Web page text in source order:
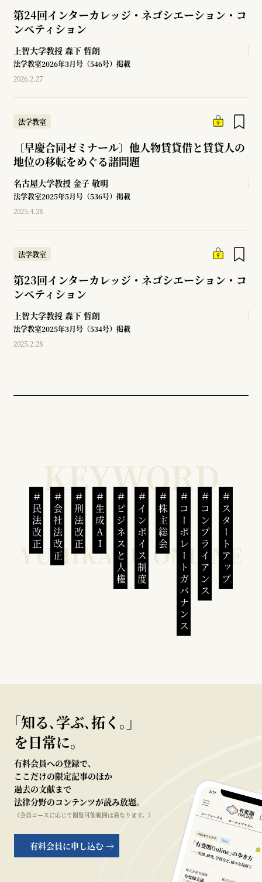
第24回インターカレッジ・ネゴシエーション・コ
ンペティション
上智大学教授 森下 哲朗
法学教室2026年3月号（546号）掲載
2026.2.27
法学教室
〔早慶合同ゼミナール〕他人物賃貸借と賃貸人の
地位の移転をめぐる諸問題
名古屋大学教授 金子 敬明
法学教室2025年5月号（536号）掲載
2025.4.28
法学教室
第23回インターカレッジ・ネゴシエーション・コ
ンペティション
上智大学教授 森下 哲朗
法学教室2025年3月号（534号）掲載
2025.2.28
民法改正 会社法改正 刑法改正 生成AI ビジネスと人権インボイス制度 株主総会 コーポレートガバナンスコンプライアンススタートアップ
｢知る､学ぶ､拓く｡｣
を日常に。
有料会員への登録で、
ここだけの限定記事のほか
過去の文献まで
法律分野のコンテンツが読み放題。
（会員コースに応じて閲覧可能範囲は異なります。）
有料会員に申し込む →